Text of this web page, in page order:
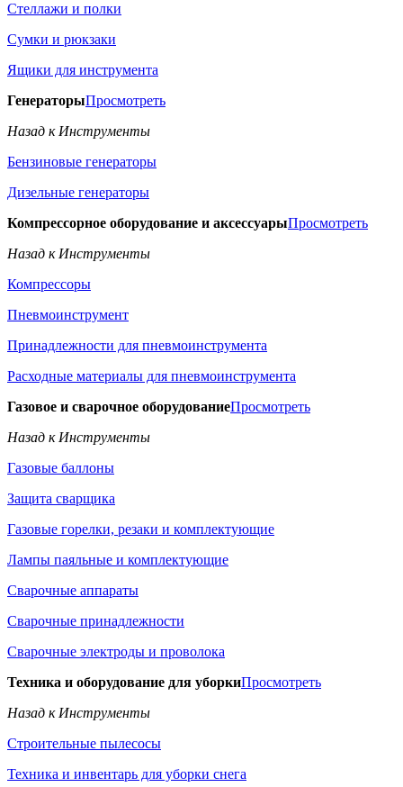
Стеллажи и полки
Сумки и рюкзаки
Ящики для инструмента
ГенераторыПросмотреть
Назад к Инструменты
Бензиновые генераторы
Дизельные генераторы
Компрессорное оборудование и аксессуарыПросмотреть
Назад к Инструменты
Компрессоры
Пневмоинструмент
Принадлежности для пневмоинструмента
Расходные материалы для пневмоинструмента
Газовое и сварочное оборудованиеПросмотреть
Назад к Инструменты
Газовые баллоны
Защита сварщика
Газовые горелки, резаки и комплектующие
Лампы паяльные и комплектующие
Сварочные аппараты
Сварочные принадлежности
Сварочные электроды и проволока
Техника и оборудование для уборкиПросмотреть
Назад к Инструменты
Строительные пылесосы
Техника и инвентарь для уборки снега